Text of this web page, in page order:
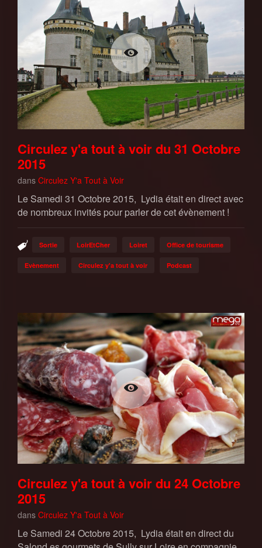
Circulez y'a tout à voir du 31 Octobre
2015
dans Circulez Y'a Tout à Voir
Le Samedi 31 Octobre 2015, Lydia était en direct avec
de nombreux invités pour parler de cet évènement !
Sortie LoirEtCher Loiret Office de tourisme
Evènement Circulez y'a tout à voir Podcast
Circulez y'a tout à voir du 24 Octobre
2015
dans Circulez Y'a Tout à Voir
Le Samedi 24 Octobre 2015, Lydia était en direct du